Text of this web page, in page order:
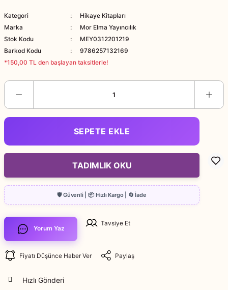
Kategori
Hikaye Kitapları
Marka
Mor Elma Yayıncılık
Stok Kodu
MEY0312201219
Barkod Kodu
9786257132169
*150,00 TL den başlayan taksitlerle!
SEPETE EKLE
TADIMLIK OKU
Yorum Yaz
Tavsiye Et
Fiyatı Düşünce Haber Ver Paylaş
Hızlı Gönderi